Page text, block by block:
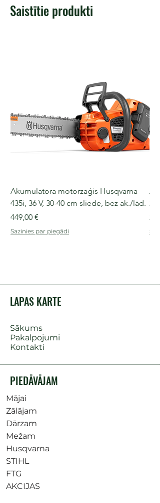
Saistītie produkti
Akumulatora motorzāģis Husqvarna
435i, 36 V, 30-40 cm sliede, bez ak./lād.
Cena
449,00 €
Sazinies par piegādi
LAPAS KARTE
Sākums
Pakalpojumi
Kontakti
PIEDĀVĀJAM
Mājai
Zālājam
Dārzam
Mežam
Husqvarna
STIHL
FTG
AKCIJAS